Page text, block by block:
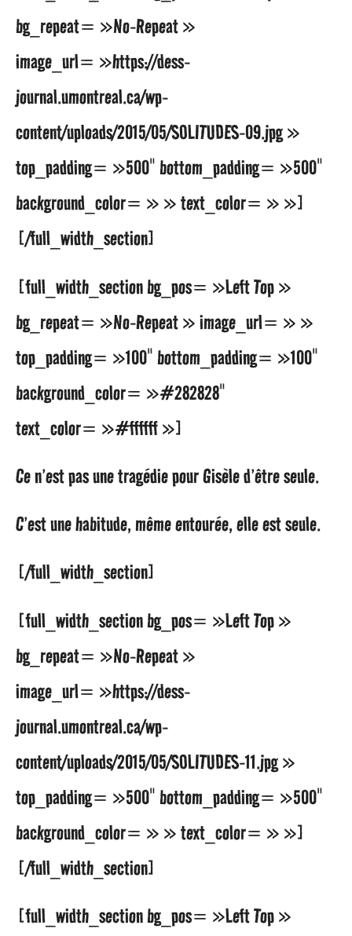
bg_repeat= »No-Repeat »
image_url= »https://dess-
journal.umontreal.ca/wp-
content/uploads/2015/05/SOLITUDES-09.jpg »
top_padding= »500″ bottom_padding= »500″
background_color= » » text_color= » »]
[/full_width_section]
[full_width_section bg_pos= »Left Top »
bg_repeat= »No-Repeat » image_url= » »
top_padding= »100″ bottom_padding= »100″
background_color= »#282828″
text_color= »#ffffff »]
Ce n’est pas une tragédie pour Gisèle d’être seule.
C’est une habitude, même entourée, elle est seule.
[/full_width_section]
[full_width_section bg_pos= »Left Top »
bg_repeat= »No-Repeat »
image_url= »https://dess-
journal.umontreal.ca/wp-
content/uploads/2015/05/SOLITUDES-11.jpg »
top_padding= »500″ bottom_padding= »500″
background_color= » » text_color= » »]
[/full_width_section]
[full_width_section bg_pos= »Left Top »